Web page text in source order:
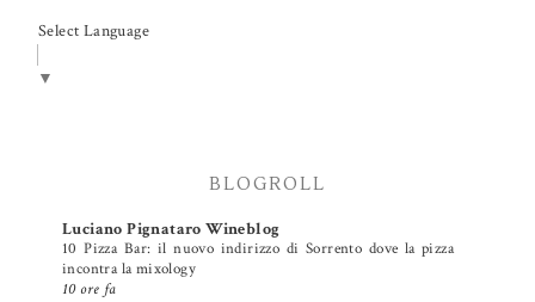
Select Language
▼
BLOGROLL
Luciano Pignataro Wineblog
10 Pizza Bar: il nuovo indirizzo di Sorrento dove la pizza
incontra la mixology
10 ore fa